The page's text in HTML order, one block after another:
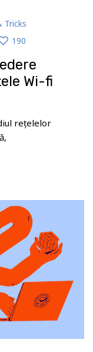
Tricks
190
Wi-fi
rețelelor